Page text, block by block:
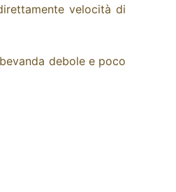
velocità di
debole e poco